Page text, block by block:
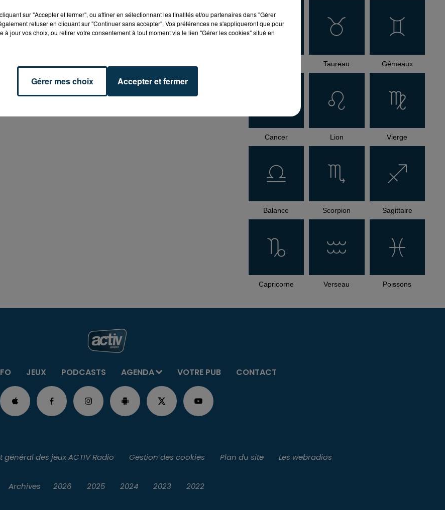
Taureau Gémeaux
Cancer Lion Vierge
Balance Scorpion Sagittaire
Capricorne Verseau Poissons
JEUX PODCASTS AGENDA VOTRE PUB CONTACT
général des jeux ACTIV Radio Gestion des cookies Plan du site Les webradios
Archives 2026 2025 2024 2023 2022
sur "Accepter et fermer", ou affiner en sélectionnant les finalités et/ou partenaires dans "Gérer
refuser en cliquant sur "Continuer sans accepter". Vos préférences ne s'appliqueront que pour
à jour vos choix, ou retirer votre consentement à tout moment via le lien "Gérer les cookies" situé en
Gérer mes choix Accepter et fermer